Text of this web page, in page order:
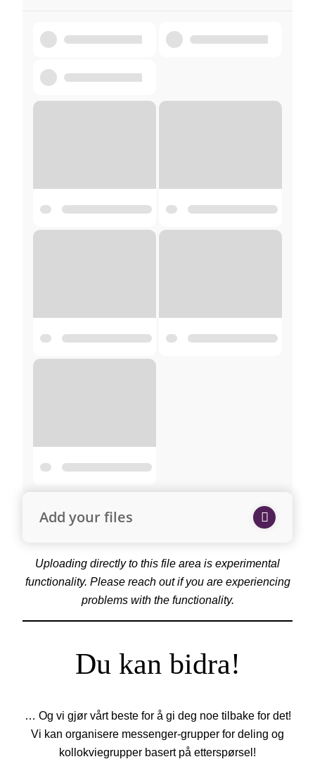
Add your files
Uploading directly to this file area is experimental
functionality. Please reach out if you are experiencing
problems with the functionality.
Du kan bidra!
… Og vi gjør vårt beste for å gi deg noe tilbake for det!
Vi kan organisere messenger-grupper for deling og
kollokviegrupper basert på etterspørsel!